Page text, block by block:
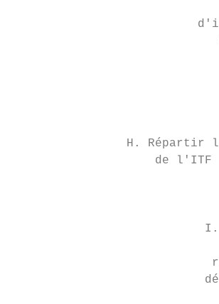
H. Répartir
de l'ITF